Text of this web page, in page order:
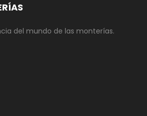
del mundo de las monterías.